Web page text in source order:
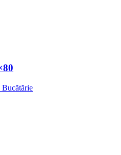
Bucătărie